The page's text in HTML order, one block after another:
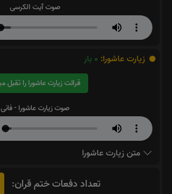
صوت آیت الکرسی
زیارت عاشورا: 0 بار
قرائت زیارت عاشورا را تقبل میکنم
صوت زیارت عاشورا - فانی
متن زیارت عاشورا
تعداد دفعات ختم قران: